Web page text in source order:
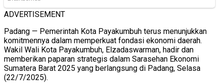
ADVERTISEMENT
Padang — Pemerintah Kota Payakumbuh terus menunjukkan
komitmennya dalam memperkuat fondasi ekonomi daerah.
Wakil Wali Kota Payakumbuh, Elzadaswarman, hadir dan
memberikan paparan strategis dalam Sarasehan Ekonomi
Sumatera Barat 2025 yang berlangsung di Padang, Selasa
(22/7/2025).